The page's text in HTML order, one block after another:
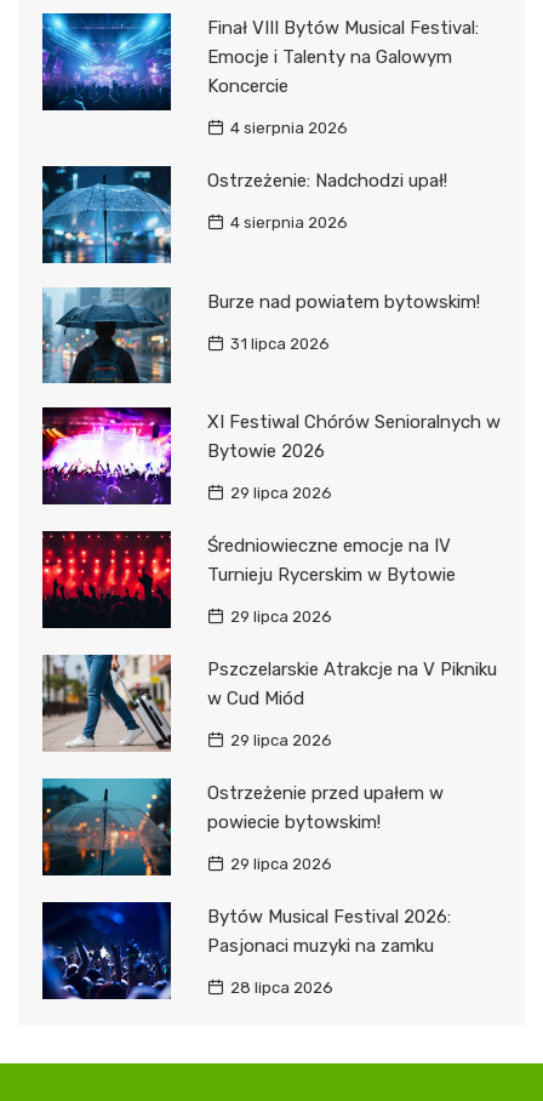
Finał VIII Bytów Musical Festival:
Emocje i Talenty na Galowym
Koncercie
4 sierpnia 2026
Ostrzeżenie: Nadchodzi upał!
4 sierpnia 2026
Burze nad powiatem bytowskim!
31 lipca 2026
XI Festiwal Chórów Senioralnych w
Bytowie 2026
29 lipca 2026
Średniowieczne emocje na IV
Turnieju Rycerskim w Bytowie
29 lipca 2026
Pszczelarskie Atrakcje na V Pikniku
w Cud Miód
29 lipca 2026
Ostrzeżenie przed upałem w
powiecie bytowskim!
29 lipca 2026
Bytów Musical Festival 2026:
Pasjonaci muzyki na zamku
28 lipca 2026